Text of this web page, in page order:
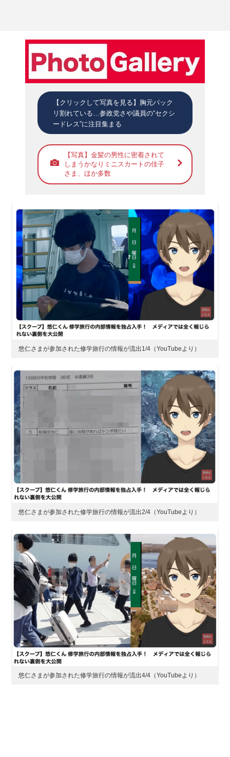
【クリックして写真を見る】胸元パック
リ割れている…参政党さや議員の“セクシ
ードレス”に注目集まる
【写真】金髪の男性に密着されて
しまうかなりミニスカートの佳子
さま、ほか多数
悠仁さまが参加された修学旅行の情報が流出1/4（YouTubeより）
悠仁さまが参加された修学旅行の情報が流出2/4（YouTubeより）
悠仁さまが参加された修学旅行の情報が流出4/4（YouTubeより）